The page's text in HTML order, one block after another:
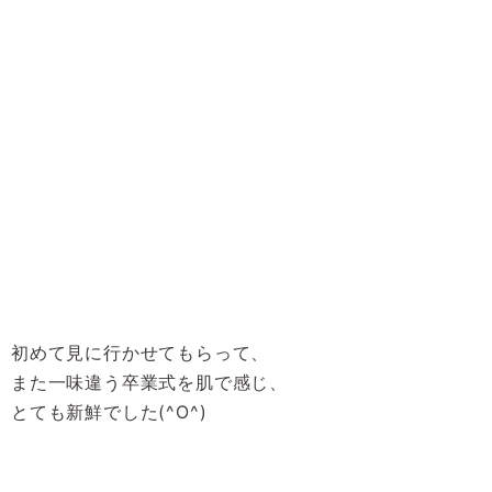
初めて見に行かせてもらって、
また一味違う卒業式を肌で感じ、
とても新鮮でした(^O^)